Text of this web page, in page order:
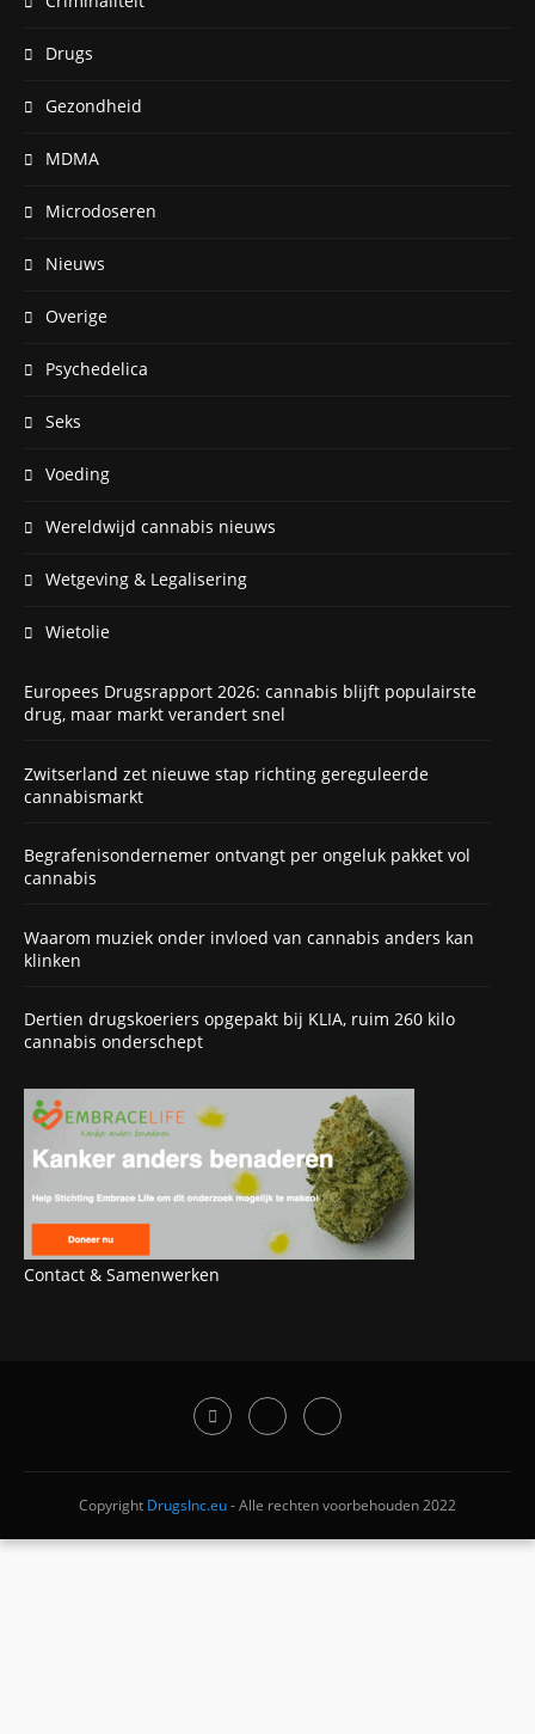
Drugs
Gezondheid
MDMA
Microdoseren
Nieuws
Overige
Psychedelica
Seks
Voeding
Wereldwijd cannabis nieuws
Wetgeving & Legalisering
Wietolie
Europees Drugsrapport 2026: cannabis blijft populairste
drug, maar markt verandert snel
Zwitserland zet nieuwe stap richting gereguleerde
cannabismarkt
Begrafenisondernemer ontvangt per ongeluk pakket vol
cannabis
Waarom muziek onder invloed van cannabis anders kan
klinken
Dertien drugskoeriers opgepakt bij KLIA, ruim 260 kilo
cannabis onderschept
Contact & Samenwerken
Copyright DrugsInc.eu- Alle rechten voorbehouden 2022